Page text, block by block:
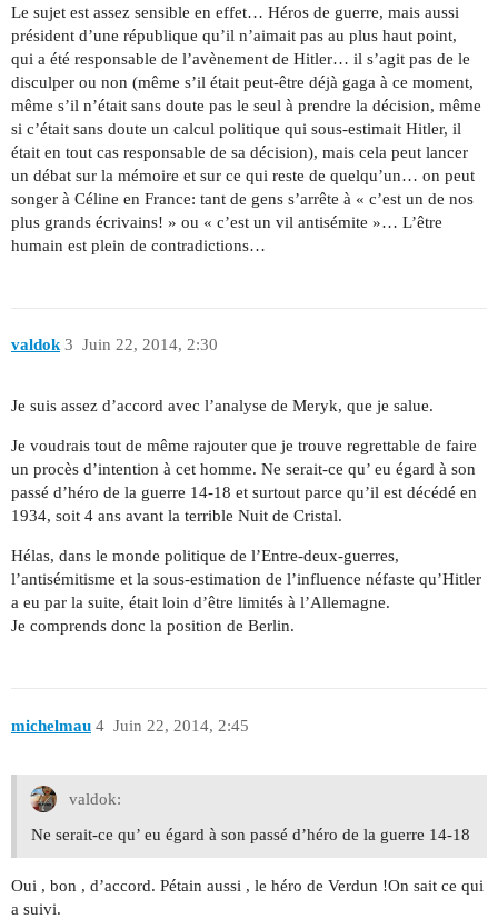
Le sujet est assez sensible en effet… Héros de guerre, mais aussi
président d’une république qu’il n’aimait pas au plus haut point,
qui a été responsable de l’avènement de Hitler… il s’agit pas de le
disculper ou non (même s’il était peut-être déjà gaga à ce moment,
même s’il n’était sans doute pas le seul à prendre la décision, même
si c’était sans doute un calcul politique qui sous-estimait Hitler, il
était en tout cas responsable de sa décision), mais cela peut lancer
un débat sur la mémoire et sur ce qui reste de quelqu’un… on peut
songer à Céline en France: tant de gens s’arrête à « c’est un de nos
plus grands écrivains! » ou « c’est un vil antisémite »… L’être
humain est plein de contradictions…
valdok Juin 22, 2014, 2:30
3
Je suis assez d’accord avec l’analyse de Meryk, que je salue.
Je voudrais tout de même rajouter que je trouve regrettable de faire
un procès d’intention à cet homme. Ne serait-ce qu’ eu égard à son
passé d’héro de la guerre 14-18 et surtout parce qu’il est décédé en
1934, soit 4 ans avant la terrible Nuit de Cristal.
Hélas, dans le monde politique de l’Entre-deux-guerres,
l’antisémitisme et la sous-estimation de l’influence néfaste qu’Hitler
a eu par la suite, était loin d’être limités à l’Allemagne.
Je comprends donc la position de Berlin.
michelmau Juin 22, 2014, 2:45
4
valdok:
Ne serait-ce qu’ eu égard à son passé d’héro de la guerre 14-18
Oui , bon , d’accord. Pétain aussi , le héro de Verdun !On sait ce qui
a suivi.